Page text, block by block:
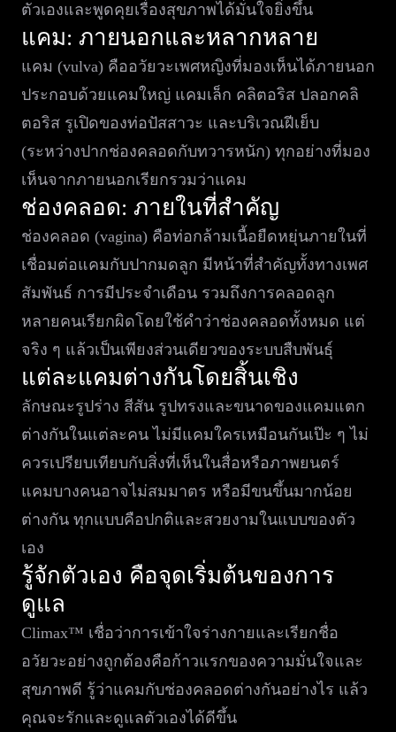
ตัวเองและพูดคุยเรื่องสุขภาพได้มั่นใจยิ่งขึ้น
แคม: ภายนอกและหลากหลาย
แคม (vulva) คืออวัยวะเพศหญิงที่มองเห็นได้ภายนอก
ประกอบด้วยแคมใหญ่ แคมเล็ก คลิตอริส ปลอกคลิ
ตอริส รูเปิดของท่อปัสสาวะ และบริเวณฝีเย็บ
(ระหว่างปากช่องคลอดกับทวารหนัก) ทุกอย่างที่มอง
เห็นจากภายนอกเรียกรวมว่าแคม
ช่องคลอด: ภายในที่สำคัญ
ช่องคลอด (vagina) คือท่อกล้ามเนื้อยืดหยุ่นภายในที่
เชื่อมต่อแคมกับปากมดลูก มีหน้าที่สำคัญทั้งทางเพศ
สัมพันธ์ การมีประจำเดือน รวมถึงการคลอดลูก
หลายคนเรียกผิดโดยใช้คำว่าช่องคลอดทั้งหมด แต่
จริง ๆ แล้วเป็นเพียงส่วนเดียวของระบบสืบพันธุ์
แต่ละแคมต่างกันโดยสิ้นเชิง
ลักษณะรูปร่าง สีสัน รูปทรงและขนาดของแคมแตก
ต่างกันในแต่ละคน ไม่มีแคมใครเหมือนกันเป๊ะ ๆ ไม่
ควรเปรียบเทียบกับสิ่งที่เห็นในสื่อหรือภาพยนตร์
แคมบางคนอาจไม่สมมาตร หรือมีขนขึ้นมากน้อย
ต่างกัน ทุกแบบคือปกติและสวยงามในแบบของตัว
เอง
รู้จักตัวเอง คือจุดเริ่มต้นของการ
ดูแล
Climax™ เชื่อว่าการเข้าใจร่างกายและเรียกชื่อ
อวัยวะอย่างถูกต้องคือก้าวแรกของความมั่นใจและ
สุขภาพดี รู้ว่าแคมกับช่องคลอดต่างกันอย่างไร แล้ว
คุณจะรักและดูแลตัวเองได้ดีขึ้น